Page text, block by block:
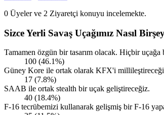
0 Üyeler ve 2 Ziyaretçi konuyu incelemekte.
Sizce Yerli Savaş Uçağımız Nasıl
Tamamen özgün bir tasarım olacak. Hiçbir uçağa
100 (46.1%)
Güney Kore ile ortak olarak KFX'i
17 (7.8%)
SAAB ile ortak stealth bir uçak geliştireceğiz.
40 (18.4%)
F-16 tecrübemizi kullanarak gelişmiş bir F-16